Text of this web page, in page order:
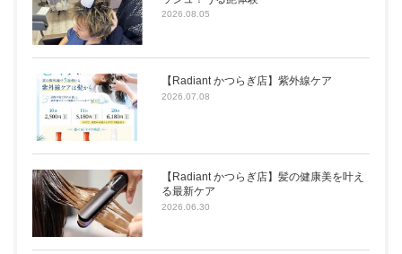
2026.08.05
【Radiant かつらぎ店】紫外線ケア
2026.07.08
【Radiant かつらぎ店】髪の健康美を叶え
る最新ケア
2026.06.30